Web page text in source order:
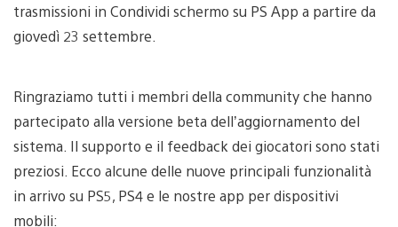
trasmissioni in Condividi schermo su PS App a partire da
giovedì 23 settembre.
Ringraziamo tutti i membri della community che hanno
partecipato alla versione beta dell’aggiornamento del
sistema. Il supporto e il feedback dei giocatori sono stati
preziosi. Ecco alcune delle nuove principali funzionalità
in arrivo su PS5, PS4 e le nostre app per dispositivi
mobili: